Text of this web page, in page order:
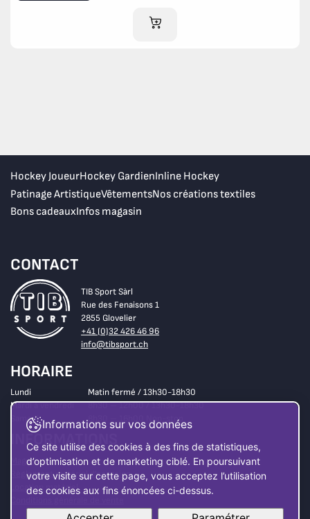
AJOUTER AU PANIER
Hockey JoueurHockey GardienInline Hockey
Patinage ArtistiqueVêtementsNos créations textiles
Bons cadeauxInfos magasin
CONTACT
TIB Sport Sàrl
Rue des Fenaisons 1
2855 Glovelier
+41 (0)32 426 46 96
info@tibsport.ch
HORAIRE
Lundi
Matin fermé / 13h30-18h30
Mardi à vendredi
8h30 – 12h00 / 13h30-18h30
Samedi
8h30 – 16h00 Non-stop
INFORMATIONS
Magasin
Règlement matériel d’occasion
Location matériel
Informations sur vos données
Ce site utilise des cookies à des fins de statistiques,
d’optimisation et de marketing ciblé. En poursuivant
votre visite sur cette page, vous acceptez l’utilisation
des cookies aux fins énoncées ci-dessus.